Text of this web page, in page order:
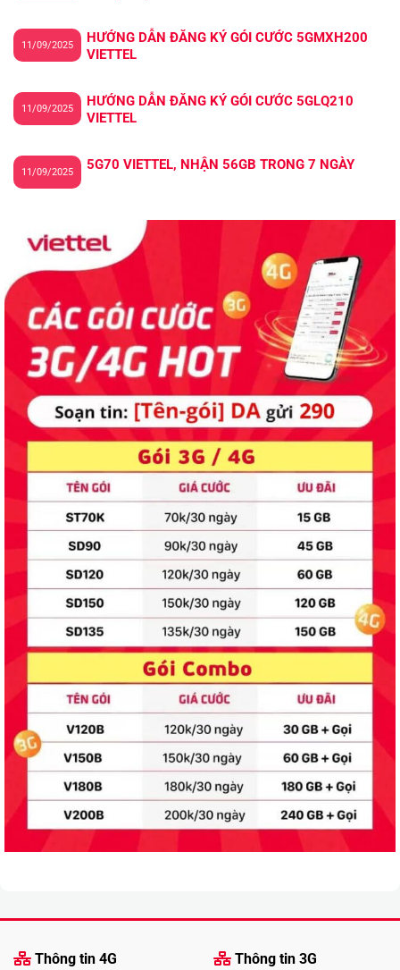
HƯỚNG DẪN ĐĂNG KÝ GÓI CƯỚC 5GMXH200
VIETTEL
11/09/2025
HƯỚNG DẪN ĐĂNG KÝ GÓI CƯỚC 5GLQ210
VIETTEL
11/09/2025
5G70 VIETTEL, NHẬN 56GB TRONG 7 NGÀY
11/09/2025
Thông tin 4G Thông tin 3G